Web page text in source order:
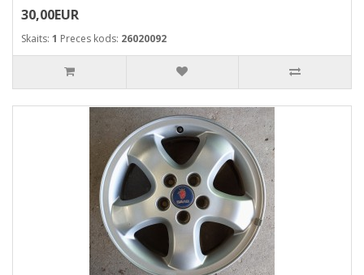
30,00EUR
Skaits: 1 Preces kods: 26020092